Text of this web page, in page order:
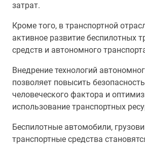
затрат.
Кроме того, в транспортной
активное развитие беспилотных
средств и автономного
Внедрение технологий
позволяет повысить
человеческого фактора и
использование транспортных
Беспилотные автомобили,
транспортные средства